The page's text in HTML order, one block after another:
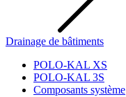
Drainage de bâtiments
POLO-KAL XS
POLO-KAL 3S
Composants système